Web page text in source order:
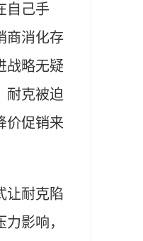
自己手
商消化存
战略无疑
耐克被迫
价促销来
耐克陷
影响，